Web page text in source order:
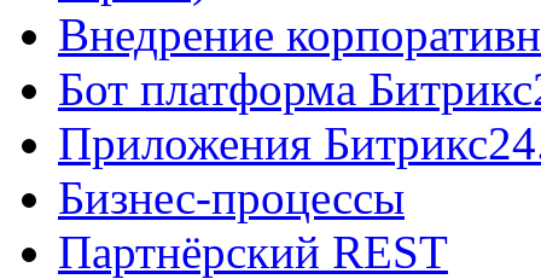
Внедрение
Бот платформа
Приложения
Бизнес-процессы
Партнёрский REST